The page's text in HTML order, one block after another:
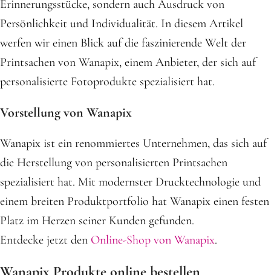
Erinnerungsstücke, sondern auch Ausdruck von
Persönlichkeit und Individualität. In diesem Artikel
werfen wir einen Blick auf die faszinierende Welt der
Printsachen von Wanapix, einem Anbieter, der sich auf
personalisierte Fotoprodukte spezialisiert hat.
Vorstellung von Wanapix
Wanapix ist ein renommiertes Unternehmen, das sich auf
die Herstellung von personalisierten Printsachen
spezialisiert hat. Mit modernster Drucktechnologie und
einem breiten Produktportfolio hat Wanapix einen festen
Platz im Herzen seiner Kunden gefunden.
Entdecke jetzt den Online-Shop von Wanapix.